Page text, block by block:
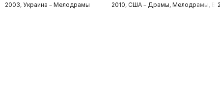
2003, Украина – Мелодрамы 2010, США – Драмы, Мелодрамы,